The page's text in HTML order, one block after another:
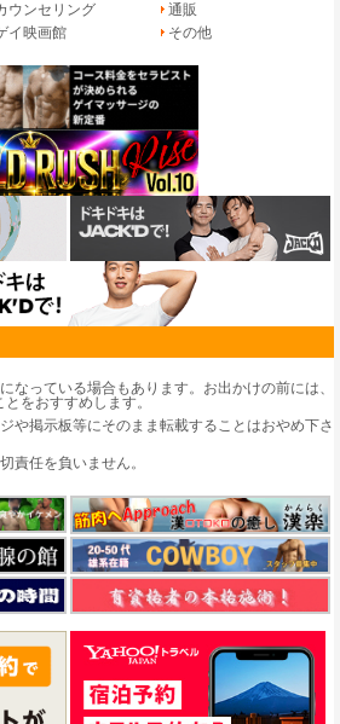
ウンセリング
通販
イ映画館 その他
なっている場合もあります。お出かけの前には、
をおすすめします。
や掲示板等にそのまま転載することはおやめ下さ
責任を負いません。